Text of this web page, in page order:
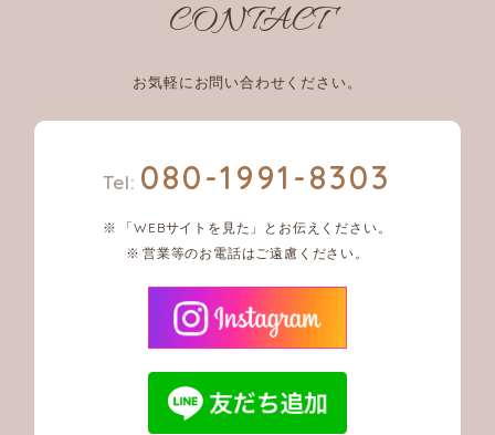
CONTACT
お気軽にお問い合わせください。
Tel: 080-1991-8303
「WEBサイトを見た」とお伝えください。
営業等のお電話はご遠慮ください。